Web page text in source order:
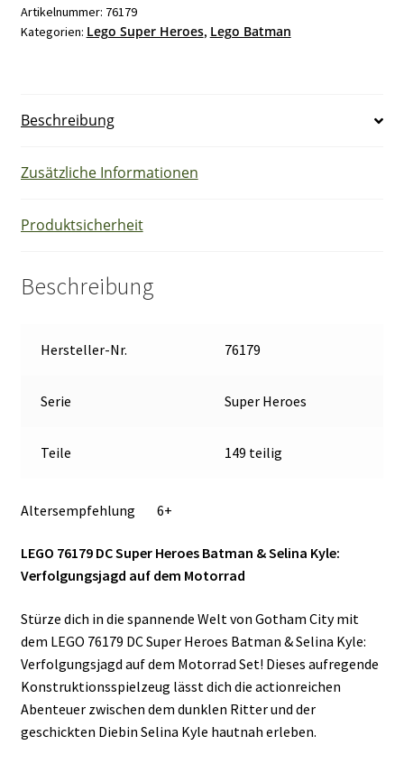
Heroes
Batman
Verfolgungsjagd
dem
Menge
Artikelnummer: 76179
Kategorien: Lego Super Heroes, Lego Batman
Beschreibung
Zusätzliche Informationen
Produktsicherheit
Beschreibung
Hersteller-Nr. 76179
Serie Super Heroes
Teile 149 teilig
Altersempfehlung 6+
LEGO 76179 DC Super Heroes Batman & Selina Kyle:
Verfolgungsjagd auf dem Motorrad
Stürze dich in die spannende Welt von Gotham City mit
dem LEGO 76179 DC Super Heroes Batman & Selina Kyle:
Verfolgungsjagd auf dem Motorrad Set! Dieses aufregende
Konstruktionsspielzeug lässt dich die actionreichen
Abenteuer zwischen dem dunklen Ritter und der
geschickten Diebin Selina Kyle hautnah erleben.